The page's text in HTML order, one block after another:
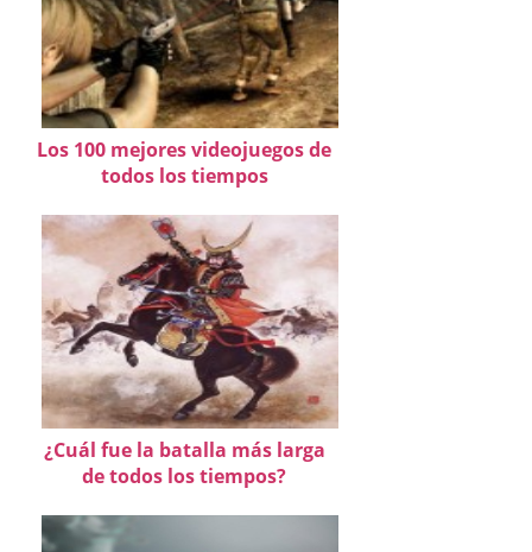
Los 100 mejores videojuegos de
todos los tiempos
¿Cuál fue la batalla más larga
de todos los tiempos?